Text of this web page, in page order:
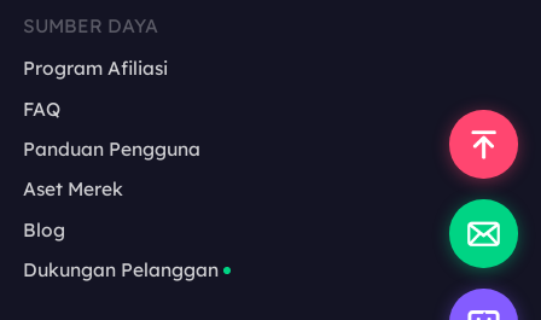
SUMBER DAYA
Program Afiliasi
FAQ
Panduan Pengguna
Aset Merek
Blog
Dukungan Pelanggan